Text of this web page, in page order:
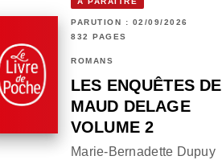
PARUTION : 02/09/2026
832 PAGES
ROMANS
LES ENQUÊTES DE
MAUD DELAGE
VOLUME 2
Marie-Bernadette Dupuy